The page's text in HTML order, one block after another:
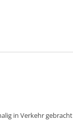
in Verkehr gebracht